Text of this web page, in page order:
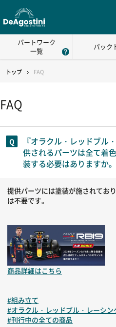
パートワーク
一覧
パック
トップ FAQ
FAQ
『オラクル・レッドブル
供されるパーツは全て着
装する必要はありますか。
提供パーツには塗装が施されてお
は不要です。
商品詳細はこちら
#組み立て
#オラクル・レッドブル・レーシン
#刊行中の全ての商品